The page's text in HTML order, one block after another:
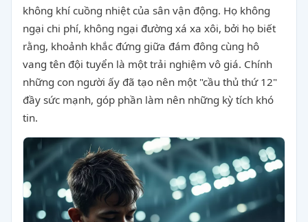
không khí cuồng nhiệt của sân vận động. Họ không
ngại chi phí, không ngại đường xá xa xôi, bởi họ biết
rằng, khoảnh khắc đứng giữa đám đông cùng hô
vang tên đội tuyển là một trải nghiệm vô giá. Chính
những con người ấy đã tạo nên một "cầu thủ thứ 12"
đầy sức mạnh, góp phần làm nên những kỳ tích khó
tin.